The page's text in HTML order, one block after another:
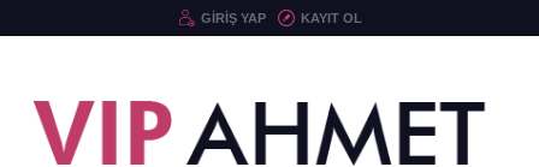
GIRIŞ YAP KAYIT OL